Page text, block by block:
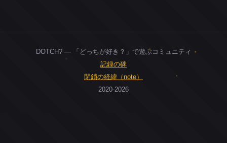
DOTCH? — 「どっちが好き？」で遊ぶコミュニティ
記録の碑
閉鎖の経緯（note）
2020-2026